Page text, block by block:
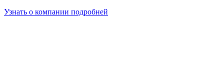
Узнать о компании подробней